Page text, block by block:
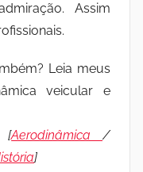
Assim
Leia meus
veicular e
[Aerodinâmica/
]